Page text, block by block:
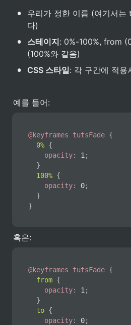
•
우리가 정한 이름 (여기서는
다)
• 스테이지: 0%-100%, from
(100%와 같음)
• CSS 스타일: 각 구간에 적용
예를 들어:
@keyframes tutsFade {
0% {
opacity: 1 ;
}
100% {
opacity: 0;
}
}
혹은:
@keyframes tutsFade {
from {
opacity: 1 ;
}
to {
opacity: 0;